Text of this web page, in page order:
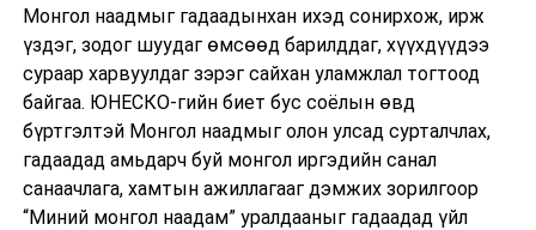
Монгол наадмыг гадаадынхан ихэд сонирхож, ирж
үздэг, зодог шуудаг өмсөөд барилддаг, хүүхдүүдээ
сураар харвуулдаг зэрэг сайхан уламжлал тогтоод
байгаа. ЮНЕСКО-гийн биет бус соёлын өвд
бүртгэлтэй Монгол наадмыг олон улсад сурталчлах,
гадаадад амьдарч буй монгол иргэдийн санал
санаачлага, хамтын ажиллагааг дэмжих зорилгоор
“Миний монгол наадам” уралдааныг гадаадад үйл